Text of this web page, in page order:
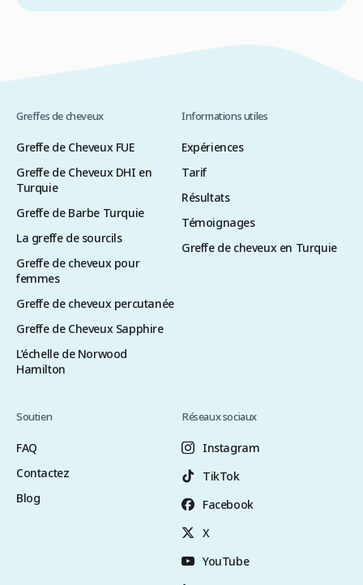
Greffes de cheveux
Greffe de Cheveux FUE
Greffe de Cheveux DHI en
Turquie
Greffe de Barbe Turquie
La greffe de sourcils
Greffe de cheveux pour
femmes
Greffe de cheveux percutanée
Greffe de Cheveux Sapphire
L’échelle de Norwood
Hamilton
Informations utiles
Expériences
Tarif
Résultats
Témoignages
Greffe de cheveux en Turquie
Soutien
FAQ
Contactez
Blog
Réseaux sociaux
Instagram
TikTok
Facebook
X
YouTube